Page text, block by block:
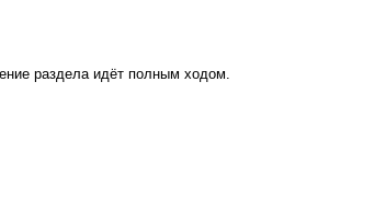
раздела идёт полным ходом.